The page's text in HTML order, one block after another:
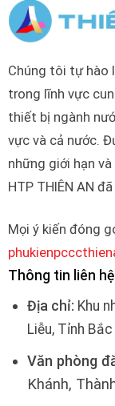
Chúng tôi tự hào
trong lĩnh vực
thiết bị ngành
vực và cả nước.
những giới hạn
HTP THIÊN AN
Mọi ý kiến đóng
Thông tin liên hệ
Địa chỉ: Khu
Liễu, Tỉnh Bắc
Văn phòng
Khánh,